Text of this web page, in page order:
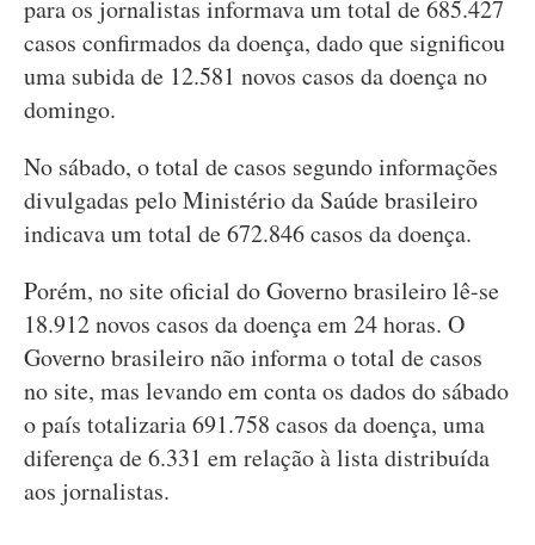
para os jornalistas informava um total de 685.427
casos confirmados da doença, dado que significou
uma subida de 12.581 novos casos da doença no
domingo.
No sábado, o total de casos segundo informações
divulgadas pelo Ministério da Saúde brasileiro
indicava um total de 672.846 casos da doença.
Porém, no site oficial do Governo brasileiro lê-se
18.912 novos casos da doença em 24 horas. O
Governo brasileiro não informa o total de casos
no site, mas levando em conta os dados do sábado
o país totalizaria 691.758 casos da doença, uma
diferença de 6.331 em relação à lista distribuída
aos jornalistas.